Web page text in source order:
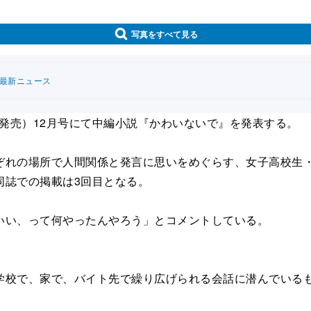
写真をすべて見る
新ニュース
）12月号にて中編小説『かわいないで』を発表する。
場所で人間関係と発言に思いをめぐらす、女子高校生
での掲載は3回目となる。
って何やったんやろう」とコメントしている。
で、家で、バイト先で繰り広げられる会話に潜んでい